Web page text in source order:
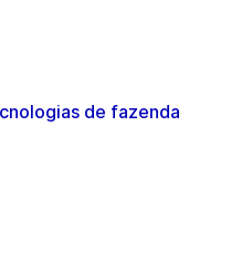
de fazenda